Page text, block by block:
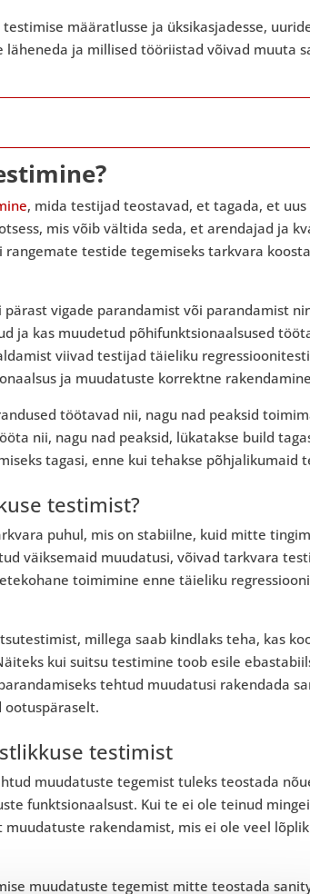
määratlusse ja üksikasjadesse,
ja millised tööriistad võivad muuta
, mida testijad teostavad, et tagada, et
mis võib vältida seda, et arendajad ja
rangemate testide tegemiseks tarkvara
vigade parandamist või parandamist
ja kas muudetud põhifunktsionaalsused
viivad testijad täieliku
ja muudatuste korrektne
töötavad nii, nagu nad peaksid
nii, nagu nad peaksid, lükatakse build
tagasi, enne kui tehakse põhjalikumaid
testimist?
puhul, mis on stabiilne, kuid mitte
väiksemaid muudatusi, võivad tarkvara
toimimine enne täieliku
millega saab kindlaks teha, kas
kui suitsu testimine toob esile
tehtud muudatusi rakendada
ootuspäraselt.
testimist
muudatuste tegemist tuleks teostada
funktsionaalsust. Kui te ei ole teinud
rakendamist, mis ei ole veel
muudatuste tegemist mitte teostada